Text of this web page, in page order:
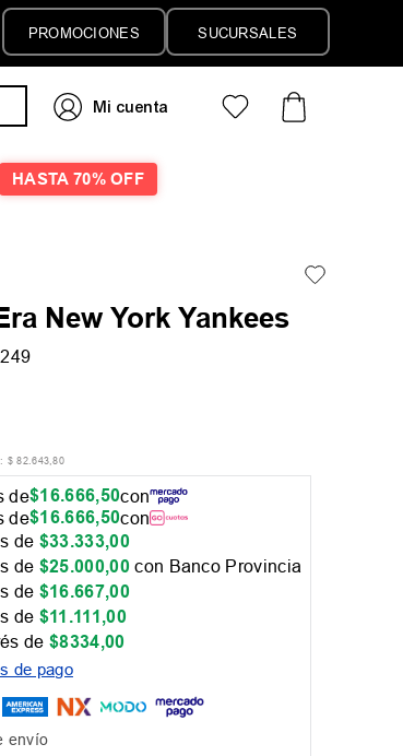
PROMOCIONES SUCURSALES
HASTA 70% OFF
New York Yankees
$ 82.643,80
de$16.666,50con
de$16.666,50con
de $33.333,00
de $25.000,00 con Banco Provincia
de $16.667,00
de $11 .111,00
de$8334,00
de pago
envío